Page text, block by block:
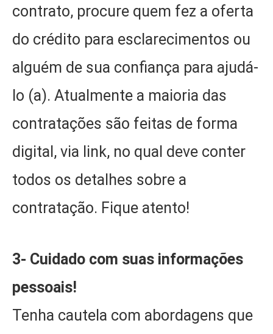
contrato, procure quem fez a oferta
do crédito para esclarecimentos ou
alguém de sua confiança para ajudá-
lo (a). Atualmente a maioria das
contratações são feitas de forma
digital, via link, no qual deve conter
todos os detalhes sobre a
contratação. Fique atento!
3- Cuidado com suas informações
pessoais!
Tenha cautela com abordagens que